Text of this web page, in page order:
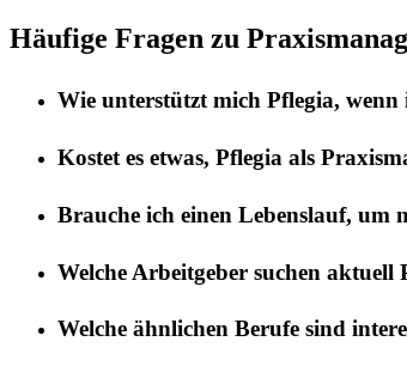
Häufige Fragen zu
Wie unterstützt mich Pflegia, wenn
Kostet es etwas, Pflegia als
Brauche ich einen Lebenslauf, um
Welche Arbeitgeber suchen aktuell
Welche ähnlichen Berufe sind